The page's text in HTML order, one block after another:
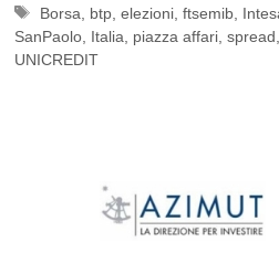
Tag
Borsa btp ,elezioni ,ftsemib
SanPaolo, Italia piazza affari, spread
UNICREDIT